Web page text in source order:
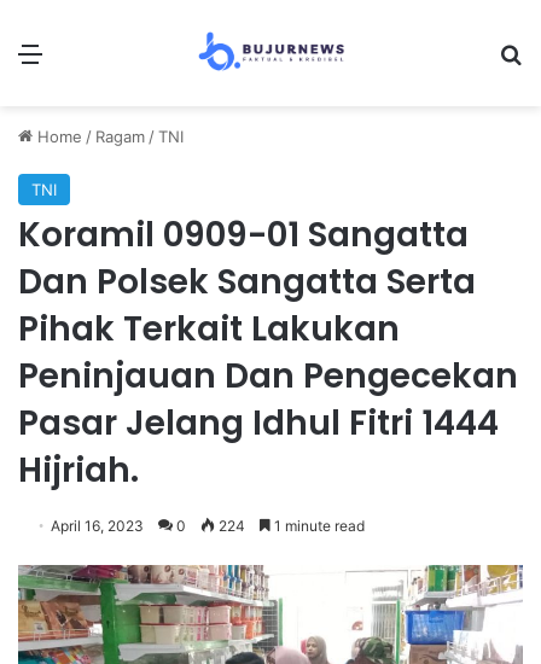
Menu
Home / Ragam /TNI
TNI
Koramil 0909-01 Sangatta
Dan Polsek Sangatta Serta
Pihak Terkait Lakukan
Peninjauan Dan Pengecekan
Pasar Jelang Idhul Fitri 1444
Hijriah.
April 16, 2023 0 224 1 minute read